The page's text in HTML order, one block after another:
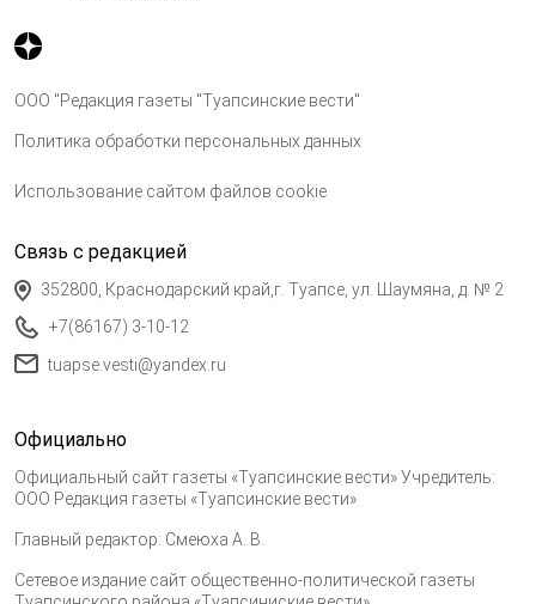
ООО "Редакция газеты "Туапсинские вести"
Политика обработки персональных данных
Использование сайтом файлов cookie
Связь с редакцией
352800, Краснодарский край,г. Туапсе, ул. Шаумяна, д. № 2
+7(86167) 3-10-12
tuapse.vesti@yandex.ru
Официально
Официальный сайт газеты «Туапсинские вести» Учредитель:
ООО Редакция газеты «Туапсинские вести»
Главный редактор: Смеюха А. В.
Сетевое издание сайт общественно-политической газеты